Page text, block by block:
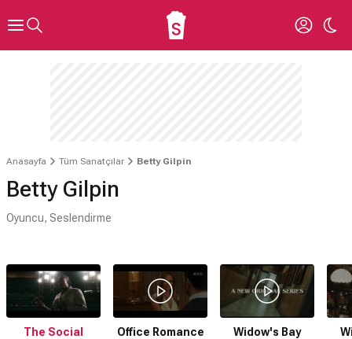
Anasayfa Tüm Sanatçılar Betty Gilpin
Betty Gilpin
Oyuncu, Seslendirme
The Social
Office Romance
Widow's Bay